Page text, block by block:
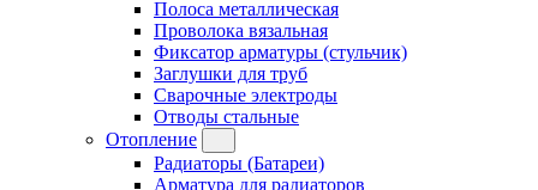
Полоса металлическая
Проволока вязальная
Фиксатор арматуры (стульчик)
Заглушки для труб
Сварочные электроды
Отводы стальные
Отопление
Радиаторы (Батареи)
Арматура для радиаторов